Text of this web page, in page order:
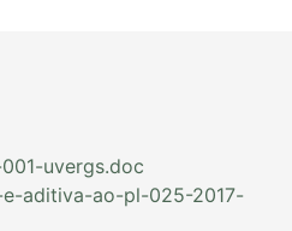
uvergs.doc
aditiva-ao-pl-025-2017-